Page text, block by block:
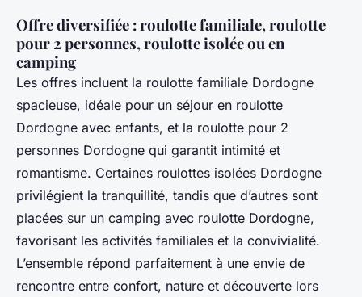
Offre diversifiée : roulotte familiale, roulotte
pour 2 personnes, roulotte isolée ou en
camping
Les offres incluent la roulotte familiale Dordogne
spacieuse, idéale pour un séjour en roulotte
Dordogne avec enfants, et la roulotte pour 2
personnes Dordogne qui garantit intimité et
romantisme. Certaines roulottes isolées Dordogne
privilégient la tranquillité, tandis que d’autres sont
placées sur un camping avec roulotte Dordogne,
favorisant les activités familiales et la convivialité.
L’ensemble répond parfaitement à une envie de
rencontre entre confort, nature et découverte lors